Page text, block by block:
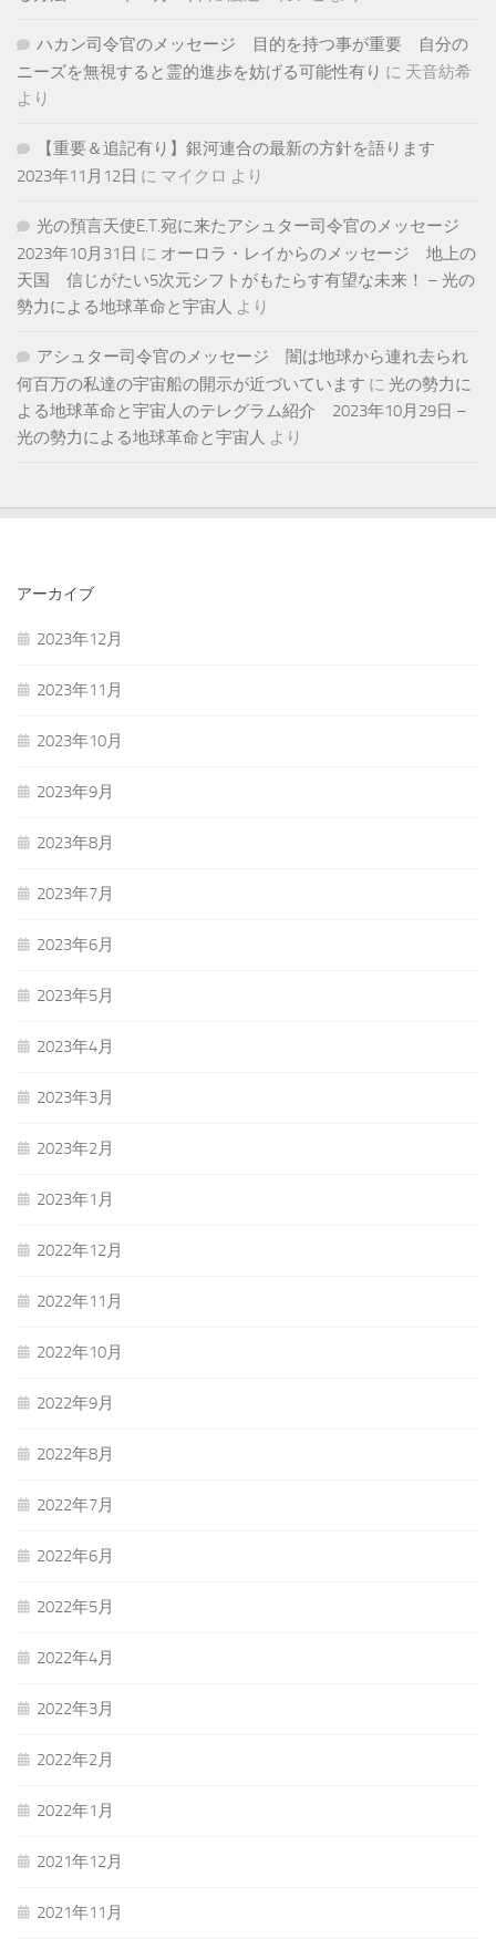
ハカン司令官のメッセージ 目的を持つ事が重要 自分の
ニーズを無視すると霊的進歩を妨げる可能性有り に 天音紡希
より
【重要＆追記有り】銀河連合の最新の方針を語ります
2023年11月12日 に マイクロ より
光の預言天使E.T.宛に来たアシュター司令官のメッセージ
2023年10月31日 に オーロラ・レイからのメッセージ 地上の
天国 信じがたい5次元シフトがもたらす有望な未来！ – 光の
勢力による地球革命と宇宙人 より
アシュター司令官のメッセージ 闇は地球から連れ去られ
何百万の私達の宇宙船の開示が近づいています に 光の勢力に
よる地球革命と宇宙人のテレグラム紹介 2023年10月29日 –
光の勢力による地球革命と宇宙人 より
アーカイブ
2023年12月
2023年11月
2023年10月
2023年9月
2023年8月
2023年7月
2023年6月
2023年5月
2023年4月
2023年3月
2023年2月
2023年1月
2022年12月
2022年11月
2022年10月
2022年9月
2022年8月
2022年7月
2022年6月
2022年5月
2022年4月
2022年3月
2022年2月
2022年1月
2021年12月
2021年11月